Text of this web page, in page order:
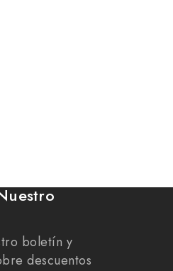
boletín y
descuentos